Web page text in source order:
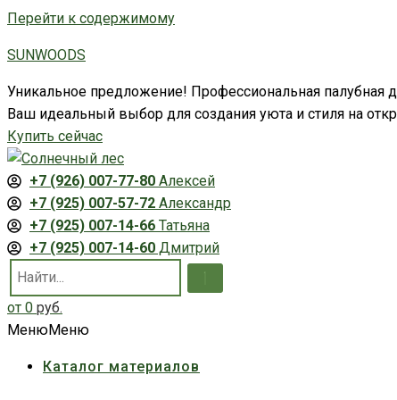
Перейти к содержимому
SUNWOODS
Уникальное предложение! Профессиональная палубная
Ваш идеальный выбор для создания уюта и стиля на
Купить сейчас
+7 (926) 007-77-80 Алексей
+7 (925) 007-57-72 Александр
+7 (925) 007-14-66 Татьяна
+7 (925) 007-14-60 Дмитрий
0 руб.
МенюМеню
Каталог материалов